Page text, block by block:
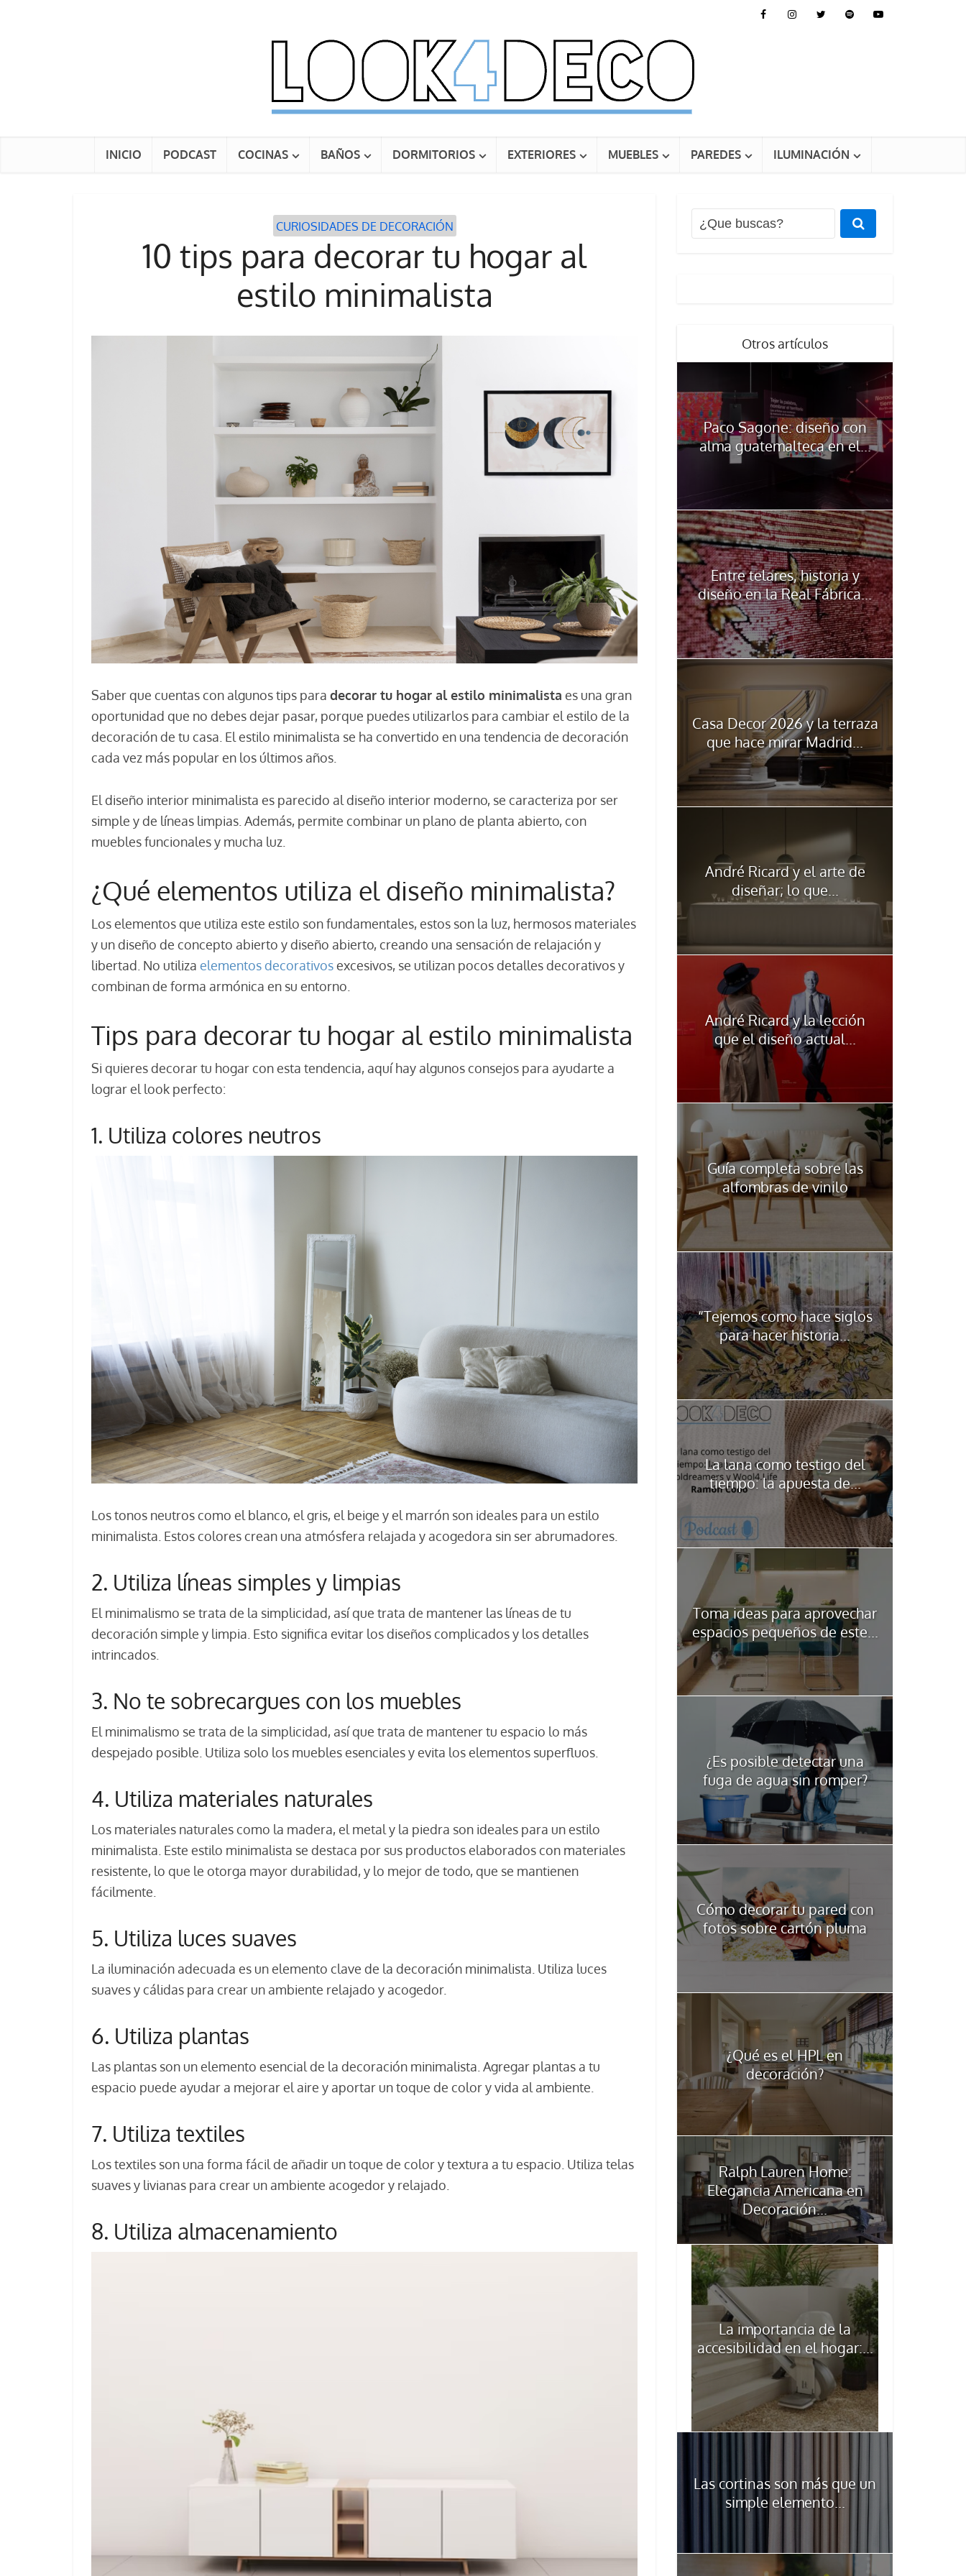
INICIO PODCAST COCINAS BAÑOS DORMITORIOS EXTERIORES MUEBLES PAREDES ILUMINACIÓN
CURIOSIDADES DE DECORACIÓN
10 tips para decorar tu hogar al
estilo minimalista
Saber que cuentas con algunos tips para decorar tu hogar al estilo minimalista es una gran
oportunidad que no debes dejar pasar, porque puedes utilizarlos para cambiar el estilo de la
decoración de tu casa. El estilo minimalista se ha convertido en una tendencia de decoración
cada vez más popular en los últimos años.
El diseño interior minimalista es parecido al diseño interior moderno, se caracteriza por ser
simple y de líneas limpias. Además, permite combinar un plano de planta abierto, con
muebles funcionales y mucha luz.
¿Qué elementos utiliza el diseño minimalista?
Los elementos que utiliza este estilo son fundamentales, estos son la luz, hermosos materiales
y un diseño de concepto abierto y diseño abierto, creando una sensación de relajación y
libertad. No utiliza elementos decorativosexcesivos, se utilizan pocos detalles decorativos y
combinan de forma armónica en su entorno.
Tips para decorar tu hogar al estilo minimalista
Si quieres decorar tu hogar con esta tendencia, aquí hay algunos consejos para ayudarte a
lograr el look perfecto:
1. Utiliza colores neutros
Los tonos neutros como el blanco, el gris, el beige y el marrón son ideales para un estilo
minimalista. Estos colores crean una atmósfera relajada y acogedora sin ser abrumadores.
2. Utiliza líneas simples y limpias
El minimalismo se trata de la simplicidad, así que trata de mantener las líneas de tu
decoración simple y limpia. Esto significa evitar los diseños complicados y los detalles
intrincados.
3. No te sobrecargues con los muebles
El minimalismo se trata de la simplicidad, así que trata de mantener tu espacio lo más
despejado posible. Utiliza solo los muebles esenciales y evita los elementos superfluos.
4. Utiliza materiales naturales
Los materiales naturales como la madera, el metal y la piedra son ideales para un estilo
minimalista. Este estilo minimalista se destaca por sus productos elaborados con materiales
resistente, lo que le otorga mayor durabilidad, y lo mejor de todo, que se mantienen
fácilmente.
5. Utiliza luces suaves
La iluminación adecuada es un elemento clave de la decoración minimalista. Utiliza luces
suaves y cálidas para crear un ambiente relajado y acogedor.
6. Utiliza plantas
Las plantas son un elemento esencial de la decoración minimalista. Agregar plantas a tu
espacio puede ayudar a mejorar el aire y aportar un toque de color y vida al ambiente.
7. Utiliza textiles
Los textiles son una forma fácil de añadir un toque de color y textura a tu espacio. Utiliza telas
suaves y livianas para crear un ambiente acogedor y relajado.
8. Utiliza almacenamiento
Otros artículos
Paco Sagone: diseño con
alma guatemalteca en el...
Entre telares, historia y
diseño en la Real Fábrica...
Casa Decor 2026 y la terraza
que hace mirar Madrid...
André Ricard y el arte de
diseñar; lo que...
André Ricard y la lección
que el diseño actual...
Guía completa sobre las
alfombras de vinilo
“Tejemos como hace siglos
para hacer historia...
La lana como testigo del
tiempo: la apuesta de...
Toma ideas para aprovechar
espacios pequeños de este...
¿Es posible detectar una
fuga de agua sin romper?
Cómo decorar tu pared con
fotos sobre cartón pluma
¿Qué es el HPL en
decoración?
Ralph Lauren Home:
Elegancia Americana en
Decoración...
La importancia de la
accesibilidad en el hogar:...
Las cortinas son más que un
simple elemento...